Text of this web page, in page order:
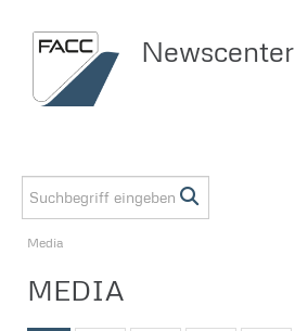
Newscenter
Meldungen
Media
Media
MEDIA